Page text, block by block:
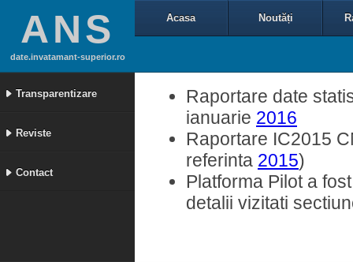
ANS
date.invatamant-superior.ro
Transparentizare
Reviste
Contact
Acasa Noutăți
Raportare date
ianuarie 2016
Raportare IC2015
referinta 2015)
Platforma Pilot a
detalii vizitati